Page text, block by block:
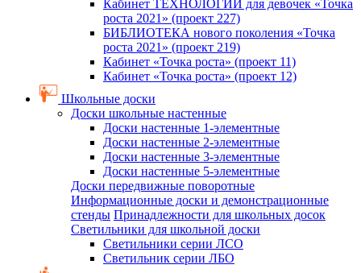
Кабинет ТЕХНОЛОГИИ для девочек «Точка
роста 2021» (проект 227)
БИБЛИОТЕКА нового поколения «Точка
роста 2021» (проект 219)
Кабинет «Точка роста» (проект 11)
Кабинет «Точка роста» (проект 12)
Школьные доски
Доски школьные настенные
Доски настенные 1-элементные
Доски настенные 2-элементные
Доски настенные 3-элементные
Доски настенные 5-элементные
Доски передвижные поворотные
Информационные доски и демонстрационные
стенды Принадлежности для школьных досок
Светильники для школьной доски
Светильники серии ЛСО
Светильник серии ЛБО